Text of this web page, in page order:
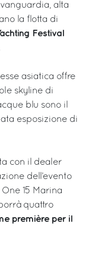
alta
la flotta di
Festival
asiatica offre
skyline di
blu sono il
esposizione di
con il dealer
dell’evento
15 Marina
quattro
première per il